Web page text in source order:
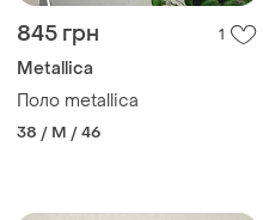
845 грн 1
Metallica
Поло metallica
38 / M / 46